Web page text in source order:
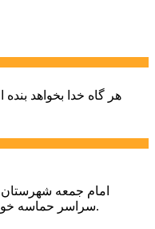
هر گاه خدا بخواهد بنده
امام جمعه
سراسر حماسه خونخواهی و مرگ بر آمریکا و اسرائیل بود.